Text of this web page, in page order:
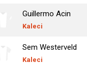
Guillermo Acin
Kaleci
Sem Westerveld
Kaleci